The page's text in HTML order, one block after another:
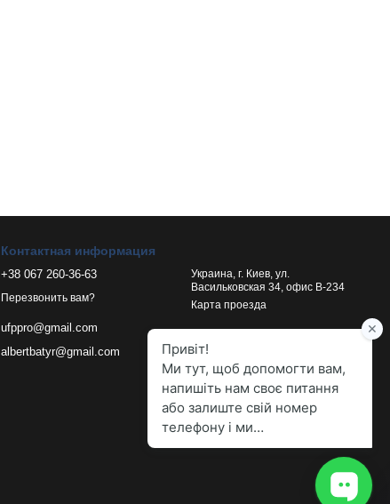
Контактная информация
+38 067 260-36-63
Перезвонить вам?
ufppro@gmail.com
albertbatyr@gmail.com
Украина, г. Киев, ул.
Васильковская 34, офис В-234
Карта проезда